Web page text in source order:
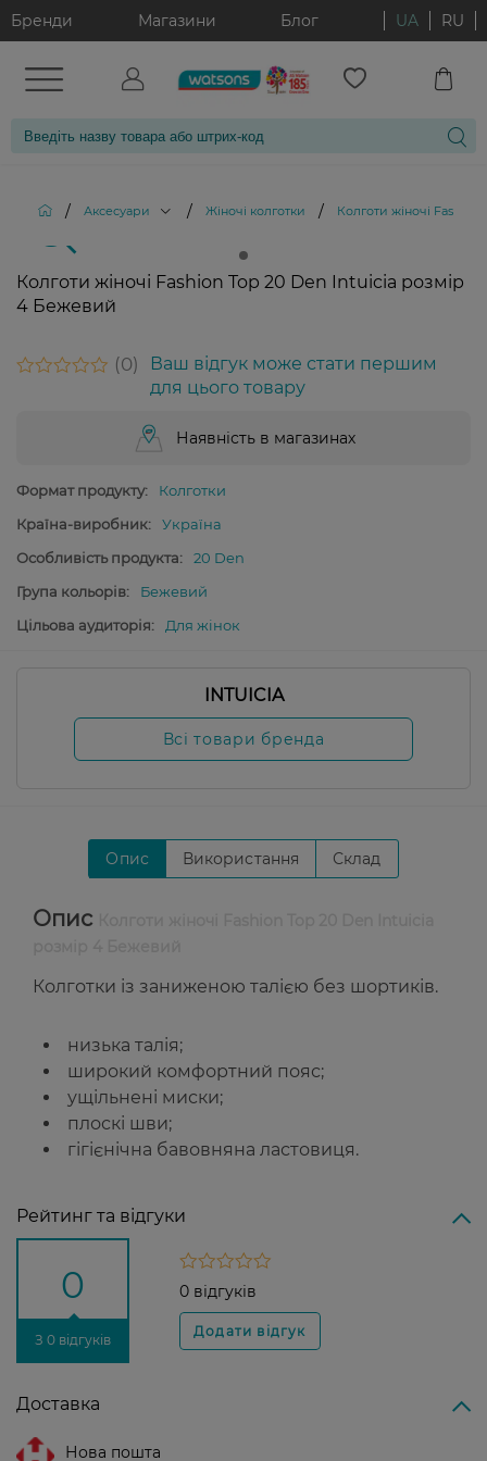
Бренди Магазини Блог UA RU
/ Аксесуари / Жіночі колготки / Колготи жіночі
Колготи жіночі Fashion Top 20 Den Intuicia розмір
4 Бежевий
0
Ваш відгук може стати першим
для цього товару
Наявність в магазинах
Формат продукту:
Колготки
Країна-виробник:
Україна
Особливість продукта:
20 Den
Група кольорів:
Бежевий
Цільова аудиторія:
Для жінок
INTUICIA
Всі товари бренда
Опис Використання Склад
Опис
Колготки із заниженою талією без шортиків.
низька талія;
широкий комфортний пояс;
ущільнені миски;
плоскі шви;
гігієнічна бавовняна ластовиця.
Рейтинг та відгуки
0
З 0 відгуків
0 відгуків
Доставка
Нова пошта